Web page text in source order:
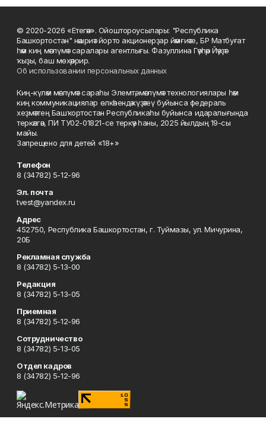
© 2020-2026 «Етегән». Ойоштороусылары: "Республика
Башкортостан" нәшриәт йорто акционерҙар йәмғиәте, БР Матбуғат
һәм киң мәғлүмәт саралары агентлығы. Фазуллина Гәүһәр Йәүҙәт
ҡыҙы, баш мөхәррир.
Об использовании персональных данных
Киң-күләм мәғлүмәт сараһы Элемтә, мәғлүмәт технологиялары һәм
киң коммуникациялар өлкәһендә күҙәтеү буйынса федераль
хеҙмәттең Башҡортостан Республикаһы буйынса идаралығында
теркәлгән, ПИ ТУ02-01821-се теркәү һаны, 2025 йылдың 19-сы
майы.
Запрещено для детей «18+»
Телефон
8 (34782) 5-12-96
Эл. почта
tvest@yandex.ru
Адрес
452750, Республика Башкортостан, г. Туймазы, ул. Мичурина,
20Б
Рекламная служба
8 (34782) 5-13-00
Редакция
8 (34782) 5-13-05
Приемная
8 (34782) 5-12-96
Сотрудничество
8 (34782) 5-13-05
Отдел кадров
8 (34782) 5-12-96